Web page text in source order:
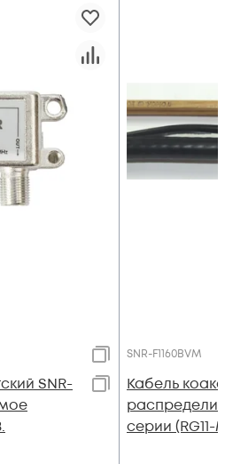
SNR-
SNR-F1160BVM
Кабель
серии (RG11-